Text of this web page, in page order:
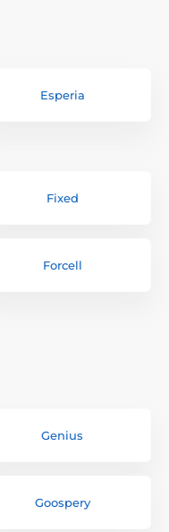
Esperia
Fixed
Forcell
Genius
Goospery